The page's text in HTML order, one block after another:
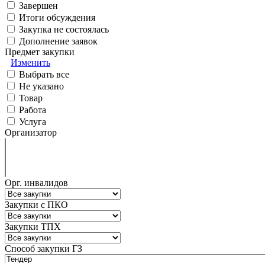
Завершен
Итоги обсуждения
Закупка не состоялась
Дополнение заявок
Предмет закупки
Изменить
Выбрать все
Не указано
Товар
Работа
Услуга
Организатор
Орг. инвалидов
Закупки с ПКО
Закупки ТПХ
Способ закупки ГЗ